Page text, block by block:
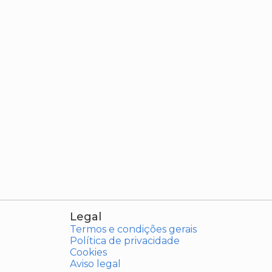
Legal
Termos e condições gerais
Política de privacidade
Cookies
Aviso legal